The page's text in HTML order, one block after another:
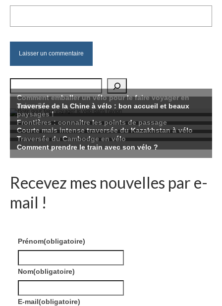
Recevez mes nouvelles par e-
mail !
Prénom(obligatoire)
Nom(obligatoire)
E-mail(obligatoire)